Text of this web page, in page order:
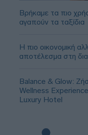
Βρήκαμε τα πιο
αγαπούν τα ταξίδια
Η πιο οικονομική
αποτέλεσμα στη
Balance & Glow:
Wellness
Luxury Hotel